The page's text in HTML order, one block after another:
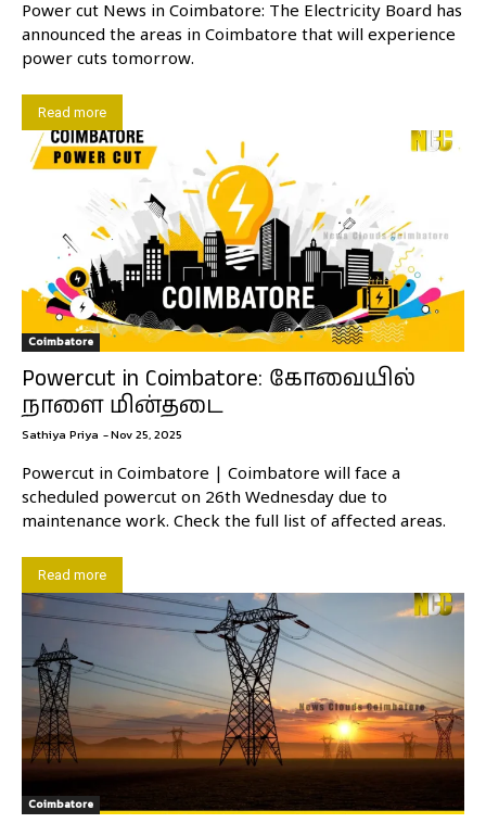
Power cut News in Coimbatore: The Electricity Board has
announced the areas in Coimbatore that will experience
power cuts tomorrow.
Read more
Coimbatore
Powercut in Coimbatore: கோவையில்
நாளை மின்தடை
Sathiya Priya -Nov 25, 2025
Powercut in Coimbatore | Coimbatore will face a
scheduled powercut on 26th Wednesday due to
maintenance work. Check the full list of affected areas.
Read more
Coimbatore